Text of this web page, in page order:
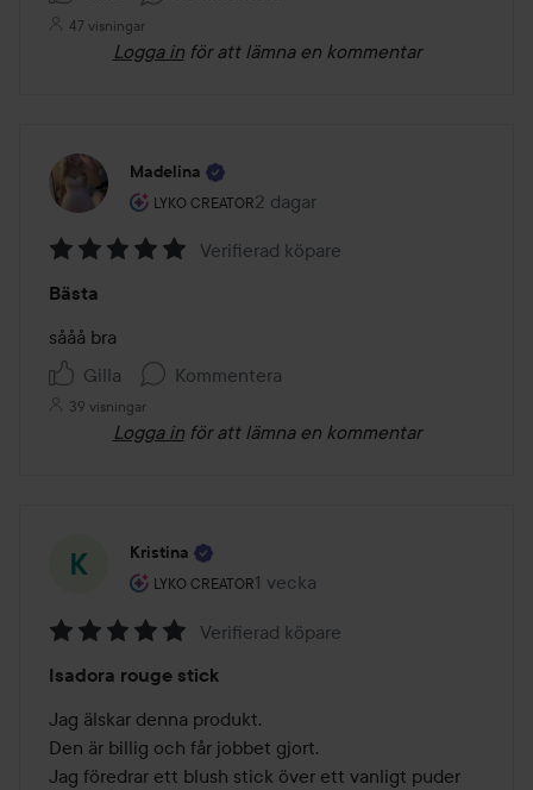
47 visningar
Logga in för att lämna en kommentar
Madelina
LYKO CREATOR
Användarens roll: Lyko Creator.
2 dagar
Inlägget skapades 2 dagar
5
av
5
Verifierad köpare
Bästa
sååå bra
Gilla
Kommentera
39 visningar
Logga in för att lämna en kommentar
Kristina
LYKO CREATOR
Användarens roll: Lyko Creator.
1 vecka
Inlägget skapades 1 vecka
5
av
5
Verifierad köpare
Isadora rouge stick
Jag älskar denna produkt.
Den är billig och får jobbet gjort.
Jag föredrar ett blush stick över ett vanligt puder